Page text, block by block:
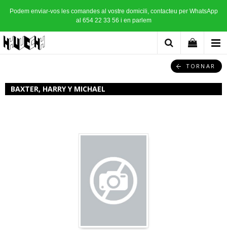
Podem enviar-vos les comandes al vostre domicili, contacteu per WhatsApp
al 654 22 33 56 i en parlem
TORNAR
BAXTER, HARRY Y MICHAEL